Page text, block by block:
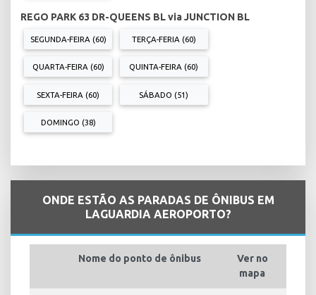
REGO PARK 63 DR-QUEENS BL via JUNCTION BL
SEGUNDA-FEIRA (60) TERÇA-FERIA (60)
QUARTA-FEIRA (60) QUINTA-FEIRA (60)
SEXTA-FEIRA (60) SÁBADO (51)
DOMINGO (38)
ONDE ESTÃO AS PARADAS DE ÔNIBUS EM
LAGUARDIA AEROPORTO?
Nome do ponto de ônibus
Ver no
mapa